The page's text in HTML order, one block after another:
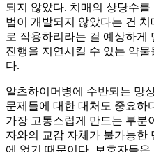
되지 않았다. 치매의 상당수
법이 개발되지 않았다는 건
로 작용하리라는 걸 예상하게
진행을 지연시킬 수 있는 약
다.
알츠하이머병에 수반되는 망
문제들에 대한 대처도 중요하
가장 고통스럽게 만드는 부분
자와의 교감 자체가 불가능한